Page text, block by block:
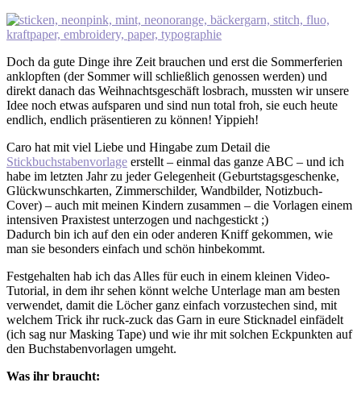
Doch da gute Dinge ihre Zeit brauchen und erst die Sommerferien
anklopften (der Sommer will schließlich genossen werden) und
direkt danach das Weihnachtsgeschäft losbrach, mussten wir unsere
Idee noch etwas aufsparen und sind nun total froh, sie euch heute
endlich, endlich präsentieren zu können! Yippieh!
Caro hat mit viel Liebe und Hingabe zum Detail die
Stickbuchstabenvorlage erstellt – einmal das ganze ABC – und ich
habe im letzten Jahr zu jeder Gelegenheit (Geburtstagsgeschenke,
Glückwunschkarten, Zimmerschilder, Wandbilder, Notizbuch-
Cover) – auch mit meinen Kindern zusammen – die Vorlagen einem
intensiven Praxistest unterzogen und nachgestickt ;)
Dadurch bin ich auf den ein oder anderen Kniff gekommen, wie
man sie besonders einfach und schön hinbekommt.
Festgehalten hab ich das Alles für euch in einem kleinen Video-
Tutorial, in dem ihr sehen könnt welche Unterlage man am besten
verwendet, damit die Löcher ganz einfach vorzustechen sind, mit
welchem Trick ihr ruck-zuck das Garn in eure Sticknadel einfädelt
(ich sag nur Masking Tape) und wie ihr mit solchen Eckpunkten auf
den Buchstabenvorlagen umgeht.
Was ihr braucht: